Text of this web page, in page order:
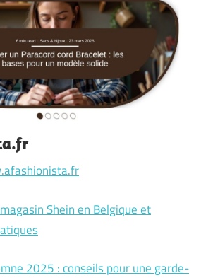
Shein en Belgique et
2025 : conseils pour une garde-